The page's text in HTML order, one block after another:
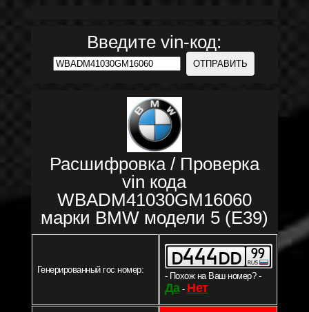
Введите vin-код:
Расшифровка / Проверка
vin кода
WBADM41030GM16060
марки BMW модели 5 (E39)
Генерированный гос номер:
- Похож на Ваш номер? -
Да- Нет